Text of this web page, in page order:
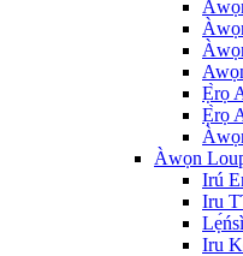
Ẹ̀rọ
Ẹ̀rọ
Àwọn
Irú
Iru
Iru